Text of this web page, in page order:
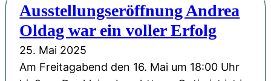
n
a
b
e
e
r
k
l
i
e
d
„
Ausstellungseröffnung Andrea
Oldag war ein voller Erfolg
25. Mai 2025
Am Freitagabend den 16. Mai um 18:00 Uhr